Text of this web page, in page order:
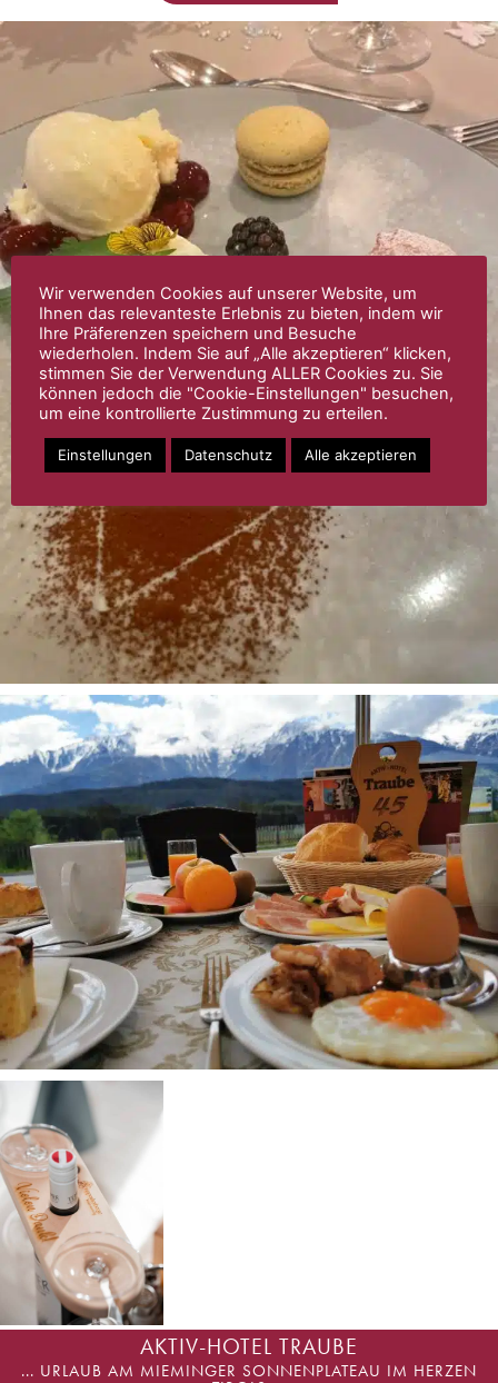
AKTIV-HOTEL TRAUBE
... URLAUB AM MIEMINGER SONNENPLATEAU IM HERZEN
Wir verwenden Cookies auf unserer Website, um
Ihnen das relevanteste Erlebnis zu bieten, indem wir
Ihre Präferenzen speichern und Besuche
wiederholen. Indem Sie auf „Alle akzeptieren“ klicken,
stimmen Sie der Verwendung ALLER Cookies zu. Sie
können jedoch die "Cookie-Einstellungen" besuchen,
um eine kontrollierte Zustimmung zu erteilen.
Einstellungen Datenschutz Alle akzeptieren